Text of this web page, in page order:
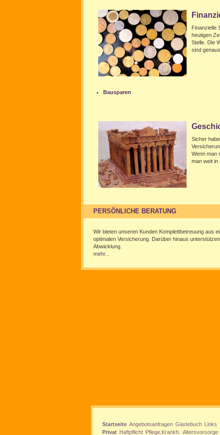
Finanzielle
heutigen
Stelle. Die
sind
Bausparen
Sicher
Wenn man
man weit
PERSÖNLICHE BERATUNG
Wir bieten unseren Kunden Komplettbetreuung aus
optimalen Versicherung. Darüber hinaus
Abwicklung.
mehr...
Startseite Angebotsanfragen Gästebuch Links
Privat Haftpflicht Pflege,Krankh. Altersvorsorge